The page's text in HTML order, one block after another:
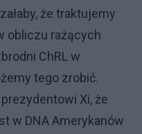
że traktujemy
obliczu rażących
ChRL w
tego zrobić.
Xi, że
w DNA Amerykanów